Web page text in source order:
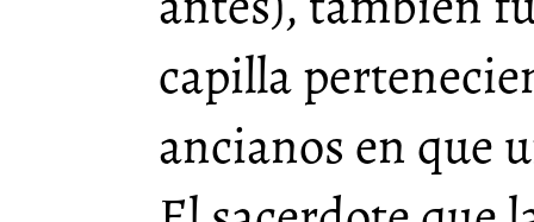
capilla
ancianos en que